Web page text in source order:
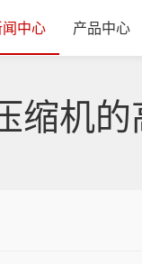
中心 产品中心
机的